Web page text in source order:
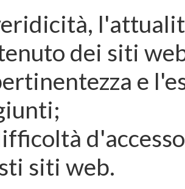
dei siti
e
siti web.